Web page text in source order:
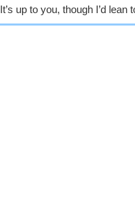
It’s up to you, though I’d